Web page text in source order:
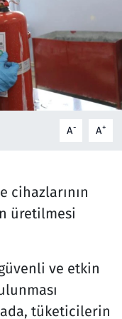
A- A+
cihazlarının
üretilmesi
ve etkin
tüketicilerin